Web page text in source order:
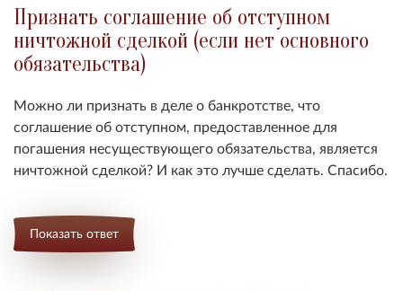
Признать соглашение об отступном
ничтожной сделкой (если нет основного
обязательства)
Можно ли признать в деле о банкротстве, что
соглашение об отступном, предоставленное для
погашения несуществующего обязательства, является
ничтожной сделкой? И как это лучше сделать. Спасибо.
Показать ответ